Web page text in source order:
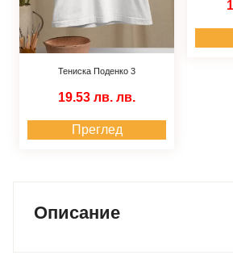
Тениска Поденко 3
19.53 лв. лв.
Преглед
Описание